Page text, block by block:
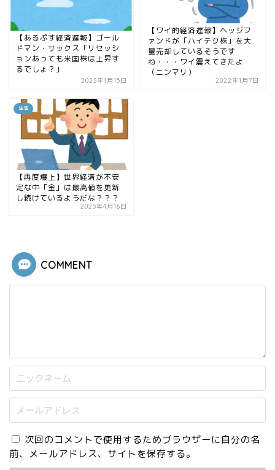
【あるぷす経済遅報】ゴール
ドマン・サックス「リセッシ
ョンあっても米国株は上昇す
るでしょ？」
2023年1月15日
【ワイ的経済遅報】ヘッジフ
ァンドが「ハイテク株」を大
量売却しているそうです
ね・・・ワイ震えてきたよ
（ニンマリ）
2022年1月7日
生活
【再度爆上】世界経済が不安
定な中「金」は最高値を更新
し続けているようだな？？？
2025年4月16日
COMMENT
次回のコメントで使用するためブラウザーに自分の名
前、メールアドレス、サイトを保存する。